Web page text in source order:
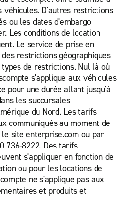
véhicules. D'autres restrictions
ou les dates d'embargo
Les conditions de location
Le service de prise en
restrictions géographiques
de restrictions. Nul là où
s'applique aux véhicules
pour une durée allant jusqu'à
les succursales
du Nord. Les tarifs
communiqués au moment de
site enterprise.com ou par
736-8222. Des tarifs
s'appliquer en fonction de
ou pour les locations de
ne s'applique pas aux
et produits et